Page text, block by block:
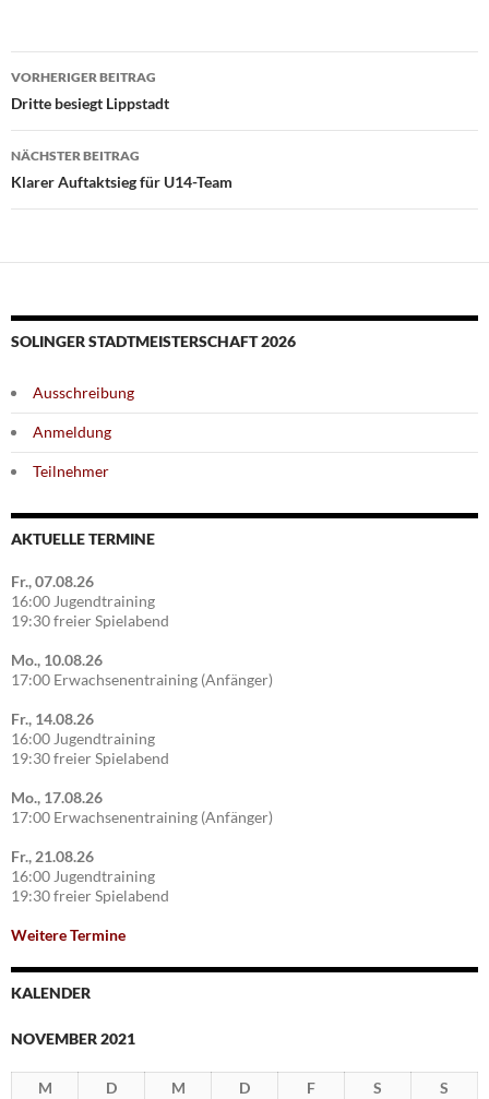
Beitragsnavigation
VORHERIGER BEITRAG
Dritte besiegt Lippstadt
NÄCHSTER BEITRAG
Klarer Auftaktsieg für U14-Team
SOLINGER STADTMEISTERSCHAFT 2026
Ausschreibung
Anmeldung
Teilnehmer
AKTUELLE TERMINE
Fr., 07.08.26
16:00 Jugendtraining
19:30 freier Spielabend
Mo., 10.08.26
17:00 Erwachsenentraining (Anfänger)
Fr., 14.08.26
16:00 Jugendtraining
19:30 freier Spielabend
Mo., 17.08.26
17:00 Erwachsenentraining (Anfänger)
Fr., 21.08.26
16:00 Jugendtraining
19:30 freier Spielabend
Weitere Termine
KALENDER
NOVEMBER 2021
M D M D F S
S